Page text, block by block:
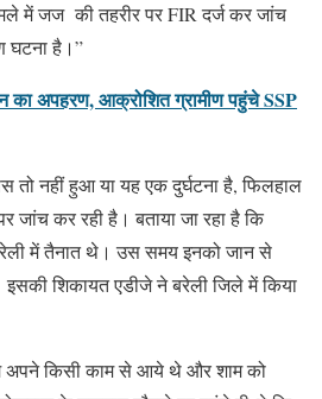
में जज की तहरीर पर FIR दर्ज कर जांच
घटना है।”
का अपहरण, आक्रोशित ग्रामीण पहुंचे SSP
तो नहीं हुआ या यह एक दुर्घटना है, फिलहाल
जांच कर रही है। बताया जा रहा है कि
में तैनात थे। उस समय इनको जान से
इसकी शिकायत एडीजे ने बरेली जिले में किया
अपने किसी काम से आये थे और शाम को